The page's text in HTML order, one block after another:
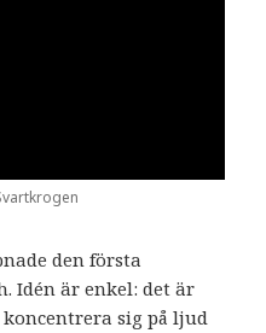
den första
Idén är enkel: det är
sig på ljud